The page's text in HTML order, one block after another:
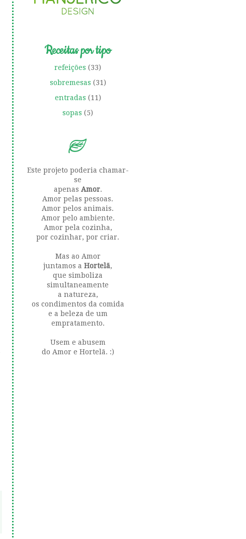
Receitas por tipo
refeições (33)
sobremesas (31)
entradas (11)
sopas (5)
Este projeto poderia chamar-
se
apenas Amor.
Amor pelas pessoas.
Amor pelos animais.
Amor pelo ambiente.
Amor pela cozinha,
por cozinhar, por criar.
Mas ao Amor
juntamos a Hortelã,
que simboliza
simultaneamente
a natureza,
os condimentos da comida
e a beleza de um
empratamento.
Usem e abusem
do Amor e Hortelã. :)